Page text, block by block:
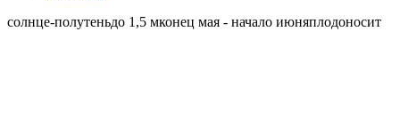
солнце-полутеньдо 1,5 мконец мая - начало июняплодоносит